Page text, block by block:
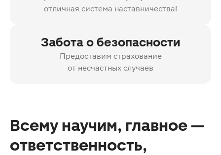
отличная система наставничества!
Забота о безопасности
Предоставим страхование
от несчастных случаев
Всему научим, главное —
ответственность,